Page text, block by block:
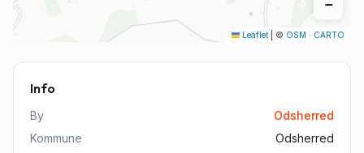
−
Leaflet © OSM · CARTO
Info
By
Odsherred
Kommune
Odsherred